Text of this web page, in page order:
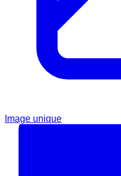
Image unique